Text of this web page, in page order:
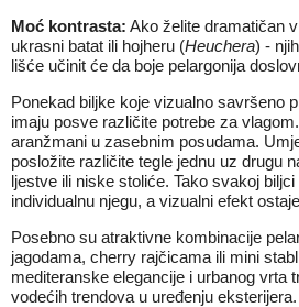
Moć kontrasta: Ako želite dramatičan
ukrasni batat ili hojheru (Heuchera) -
lišće učinit će da boje pelargonija
Ponekad biljke koje vizualno savršeno
imaju posve različite potrebe za
aranžmani u zasebnim posudama.
posložite različite tegle jednu uz drugu
ljestve ili niske stoliće. Tako svakoj
individualnu njegu, a vizualni efekt
Posebno su atraktivne kombinacije
jagodama, cherry rajčicama ili mini
mediteranske elegancije i urbanog vrta
vodećih trendova u uređenju eksterijera.